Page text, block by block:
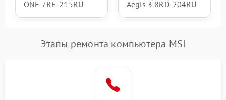
ONE 7RE-215RU Aegis 3 8RD-204RU
Этапы ремонта компьютера MSI